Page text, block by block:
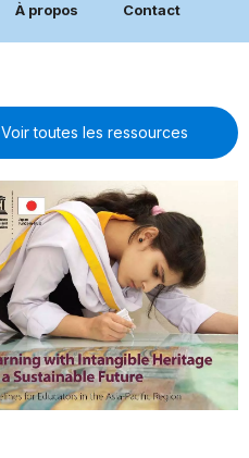
À propos Contact
Voir toutes les ressources